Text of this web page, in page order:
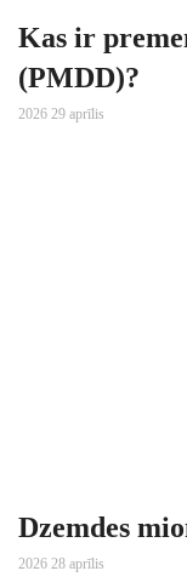
Kas ir
(PMDD)?
2026 29 aprīlis
Dzemdes
2026 28 aprīlis